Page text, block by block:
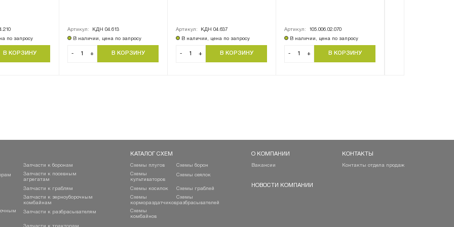
по запросу
Артикул:
КДН 04.613
В наличии, цена по запросу
- +
Артикул:
КДН 04.637
В наличии, цена по запросу
- +
Артикул:
105.006.02.070
В наличии, цена по запросу
- +
Запчасти к боронам
Запчасти к посевным
агрегатам
Запчасти к граблям
Запчасти к зерноуборочным
комбайнам
Запчасти к разбрасывателям
Запчасти к тракторам
КАТАЛОГ СХЕМ
Схемы плугов
Схемы борон
Схемы
культиваторов
Схемы сеялок
Схемы косилок
Схемы граблей
Схемы
кормораздатчиков
Схемы
разбрасывателей
Схемы
комбайнов
О КОМПАНИИ
Вакансии
НОВОСТИ КОМПАНИИ
КОНТАКТЫ
Контакты отдела продаж